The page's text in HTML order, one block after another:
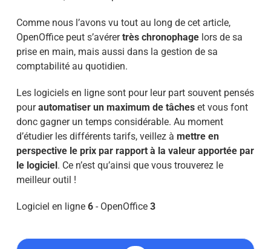
Comme nous l’avons vu tout au long de cet article,
OpenOffice peut s’avérertrès chronophagelors de sa
prise en main, mais aussi dans la gestion de sa
comptabilité au quotidien.
Les logiciels en ligne sont pour leur part souvent pensés
pourautomatiser un maximum de tâcheset vous font
donc gagner un temps considérable. Au moment
d’étudier les différents tarifs, veillez à mettre en
perspective le prix par rapport à la valeur apportée par
le logiciel. Ce n’est qu’ainsi que vous trouverez le
meilleur outil !
Logiciel en ligne 6- OpenOffice 3